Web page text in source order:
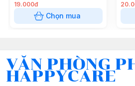
19.000đ
Chọn mua
VĂN PHÒNG
HAPPYCARE